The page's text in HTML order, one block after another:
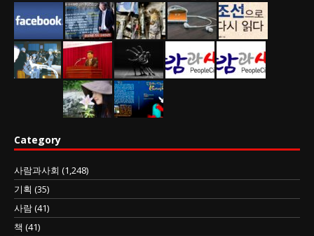
Category
사람과사회 (1,248)
기획 (35)
사람(41)
책 (41)